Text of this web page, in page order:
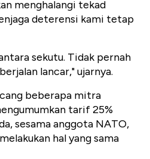
menghalangi tekad
deterensi kami tetap
sekutu. Tidak pernah
lancar," ujarnya.
beberapa mitra
tarif 25%
sesama anggota NATO,
hal yang sama